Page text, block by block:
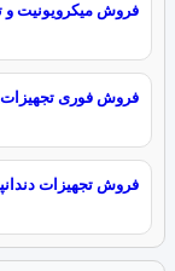
فروش میکرویونیت و
فروش فوری
فروش تجهیزات